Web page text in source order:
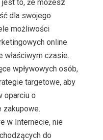
to, że możesz
dla swojego
możliwości
online
właściwym czasie.
wpływowych osób,
targetowe, aby
oparciu o
zakupowe.
w Internecie, nie
do